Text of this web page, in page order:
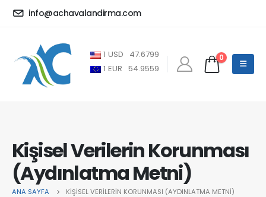
info@achavalandirma.com
1 USD
47.6799
1 EUR 54.9559
0
Kişisel Verilerin Korunması
(Aydınlatma Metni)
ANA SAYFA KIŞISEL VERILERIN KORUNMASI (AYDINLATMA METNI)